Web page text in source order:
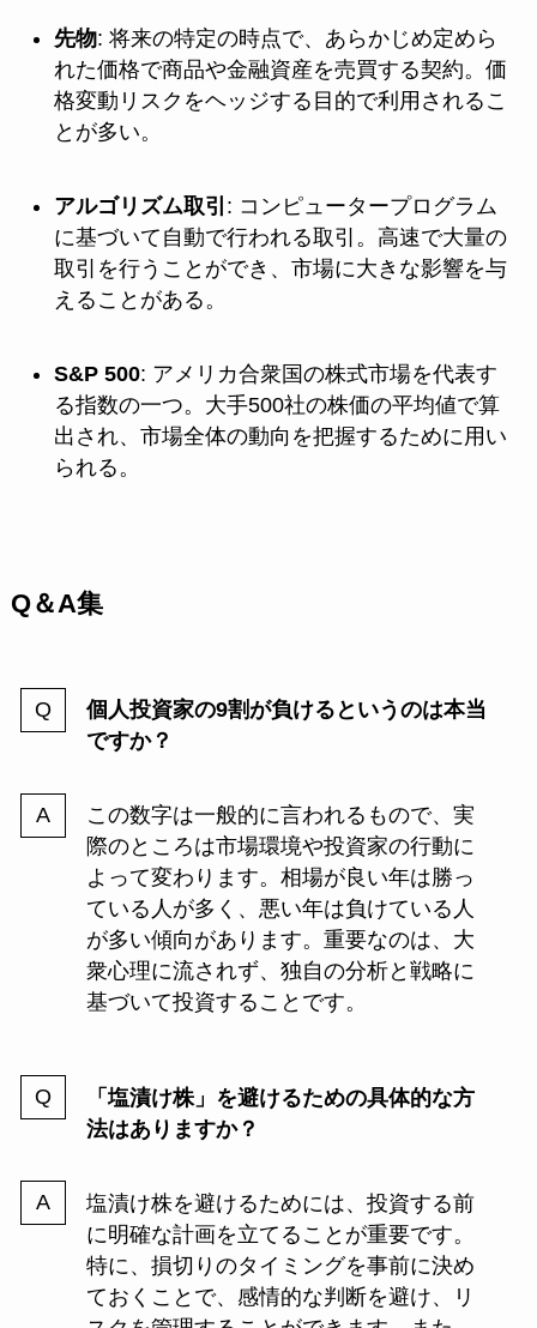
先物: 将来の特定の時点で、あらかじめ定めら
れた価格で商品や金融資産を売買する契約。価
格変動リスクをヘッジする目的で利用されるこ
とが多い。
アルゴリズム取引 : コンピュータープログラム
に基づいて自動で行われる取引。高速で大量の
取引を行うことができ、市場に大きな影響を与
えることがある。
S&P 500: アメリカ合衆国の株式市場を代表す
る指数の一つ。大手500社の株価の平均値で算
出され、市場全体の動向を把握するために用い
られる。
Q＆A集
個人投資家の9割が負けるというのは本当
ですか？
この数字は一般的に言われるもので、実
際のところは市場環境や投資家の行動に
よって変わります。相場が良い年は勝っ
ている人が多く、悪い年は負けている人
が多い傾向があります。重要なのは、大
衆心理に流されず、独自の分析と戦略に
基づいて投資することです。
「塩漬け株」を避けるための具体的な方
法はありますか？
塩漬け株を避けるためには、投資する前
に明確な計画を立てることが重要です。
特に、損切りのタイミングを事前に決め
ておくことで、感情的な判断を避け、リ